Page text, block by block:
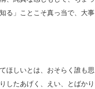
る」ことこそ真っ当で、大事
ほしいとは、おそらく誰も思
したあげく、えい、とばかり